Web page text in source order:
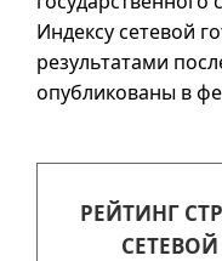
Индексу сетевой
результатами
опубликованы в
РЕЙТИНГ